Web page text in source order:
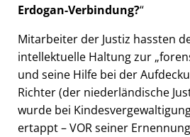
Erdogan-Verbindung?
Mitarbeiter der Justiz hassten
intellektuelle Haltung zur
und seine Hilfe bei der
Richter (der niederländische
wurde bei
ertappt – VOR seiner